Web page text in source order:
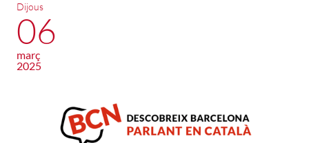
Dijous
06
març
2025